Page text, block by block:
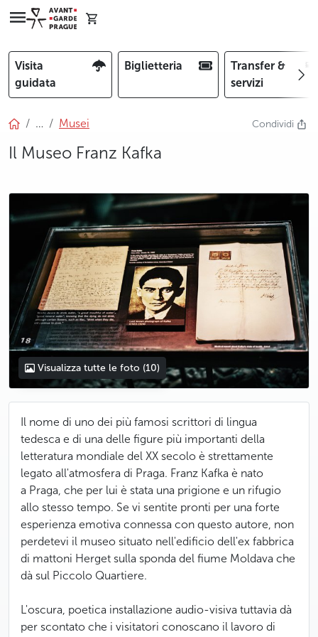
Visita
guidata
Biglietteria
Transfer &
servizi
… Musei Condividi
Il Museo Franz Kafka
photo 5
photo 6
photo 7
photo 8
photo 9
photo 10
Visualizza tutte le foto (10)
Il nome di uno dei più famosi scrittori di lingua
tedesca e di una delle figure più importanti della
letteratura mondiale del XX secolo è strettamente
legato all'atmosfera di Praga. Franz Kafka è nato
a Praga, che per lui è stata una prigione e un rifugio
allo stesso tempo. Se vi sentite pronti per una forte
esperienza emotiva connessa con questo autore, non
perdetevi il museo situato nell'edificio dell'ex fabbrica
di mattoni Herget sulla sponda del fiume Moldava che
dà sul Piccolo Quartiere.
L'oscura, poetica installazione audio-visiva tuttavia dà
per scontato che i visitatori conoscano il lavoro di